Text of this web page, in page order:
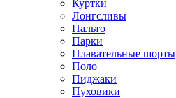
Куртки
Лонгсливы
Пальто
Парки
Плавательные шорты
Поло
Пиджаки
Пуховики